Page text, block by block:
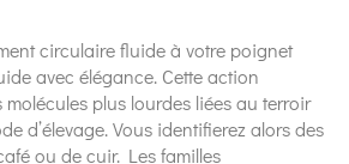
circulaire fluide à votre poignet
avec élégance. Cette action
plus lourdes liées au terroir
d’élevage. Vous identifierez alors des
ou de cuir. Les familles